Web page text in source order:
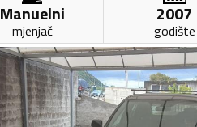
Manuelni
mjenjač
2007
godište